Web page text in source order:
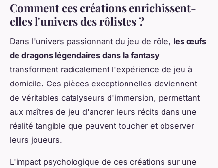
Comment ces créations enrichissent-
elles l'univers des rôlistes ?
Dans l'univers passionnant du jeu de rôle, les œufs
de dragons légendaires dans la fantasy
transforment radicalement l'expérience de jeu à
domicile. Ces pièces exceptionnelles deviennent
de véritables catalyseurs d'immersion, permettant
aux maîtres de jeu d'ancrer leurs récits dans une
réalité tangible que peuvent toucher et observer
leurs joueurs.
L'impact psychologique de ces créations sur une